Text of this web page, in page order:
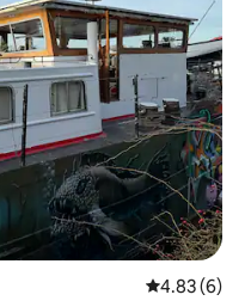
レビュー6
4.83 (6)